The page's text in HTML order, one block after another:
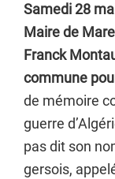
Samedi 28
Maire de
Franck
commune
de mémoire
guerre
pas dit son
gersois,